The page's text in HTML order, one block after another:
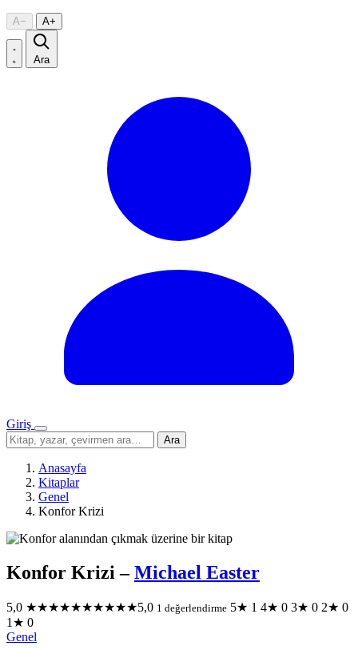
A− A+
Ara
Giriş
Menü
Sitede
ara
Ara
Anasayfa
Kitaplar
Genel
Konfor Krizi
Konfor Krizi–Michael Easter
5,0 ★★★★★★★★★★5,0 1 değerlendirme 5★ 1 4★ 0 3★ 0 2★ 0
1★ 0
Genel